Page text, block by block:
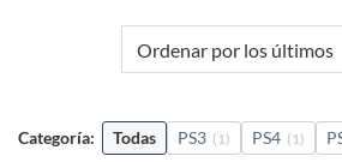
Categoría: Todas PS3 (1) PS4 (1)